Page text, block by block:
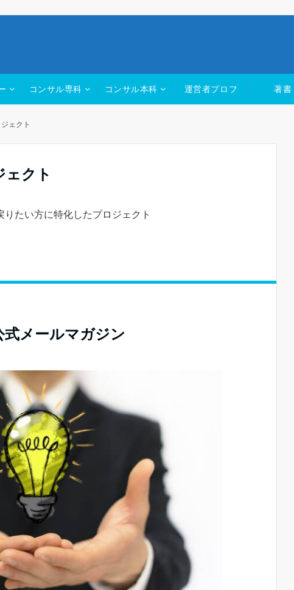
コンサル専科 コンサル本科 運営者プロフ 著書
ェクト
ェクト
たい方に特化したプロジェクト
式メールマガジン